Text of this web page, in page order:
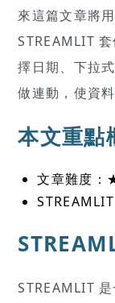
來這篇文章將
STREAMLIT
擇日期、下拉
做連動，使資
本文重點
文章難度
STREAMLIT